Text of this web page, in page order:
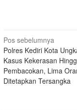
Navigasi
pos
Pos sebelumnya
Polres Kediri Kota
Kasus Kekerasan
Pembacokan, Lima
Ditetapkan Tersangka